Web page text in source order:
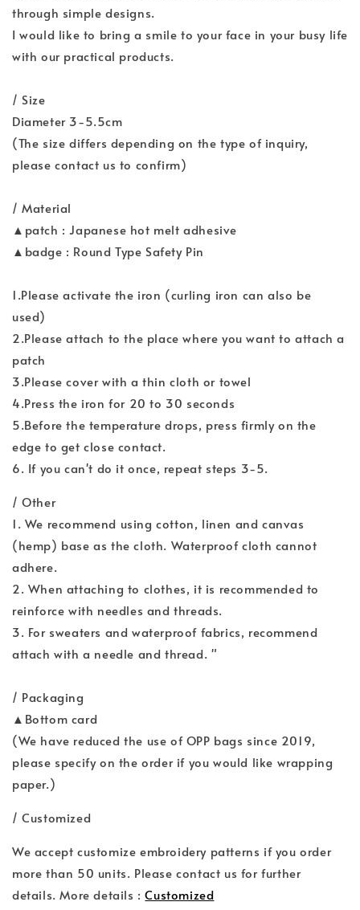
through simple designs.
I would like to bring a smile to your face in your busy life
with our practical products.
/ Size
Diameter 3-5.5cm
(The size differs depending on the type of inquiry,
please contact us to confirm)
/ Material
▲patch : Japanese hot melt adhesive
▲badge : Round Type Safety Pin
1.Please activate the iron (curling iron can also be
used)
2.Please attach to the place where you want to attach a
patch
3.Please cover with a thin cloth or towel
4.Press the iron for 20 to 30 seconds
5.Before the temperature drops, press firmly on the
edge to get close contact.
6. If you can't do it once, repeat steps 3-5.
/ Other
1. We recommend using cotton, linen and canvas
(hemp) base as the cloth. Waterproof cloth cannot
adhere.
2. When attaching to clothes, it is recommended to
reinforce with needles and threads.
3. For sweaters and waterproof fabrics, recommend
attach with a needle and thread. "
/ Packaging
▲Bottom card
(We have reduced the use of OPP bags since 2019,
please specify on the order if you would like wrapping
paper.)
/ Customized
We accept customize embroidery patterns if you order
more than 50 units. Please contact us for further
details. More details :Customized